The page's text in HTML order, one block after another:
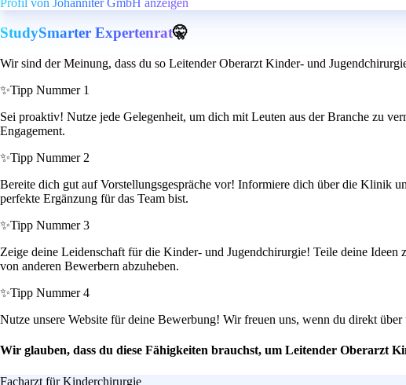
StudySmarter Expertenrat🤫
Wir sind der Meinung, dass du so Leitender Oberarzt Kinder- und
✨Tipp Nummer 1
Sei proaktiv! Nutze jede Gelegenheit, um dich mit Leuten aus der Branche zu
Engagement.
✨Tipp Nummer 2
Bereite dich gut auf Vorstellungsgespräche vor! Informiere dich über die Klinik
perfekte Ergänzung für das Team bist.
✨Tipp Nummer 3
Zeige deine Leidenschaft für die Kinder- und Jugendchirurgie! Teile deine
von anderen Bewerbern abzuheben.
✨Tipp Nummer 4
Nutze unsere Website für deine Bewerbung! Wir freuen uns, wenn du direkt
Wir glauben, dass du diese Fähigkeiten brauchst, um Leitender Oberarzt
Facharzt für Kinderchirurgie